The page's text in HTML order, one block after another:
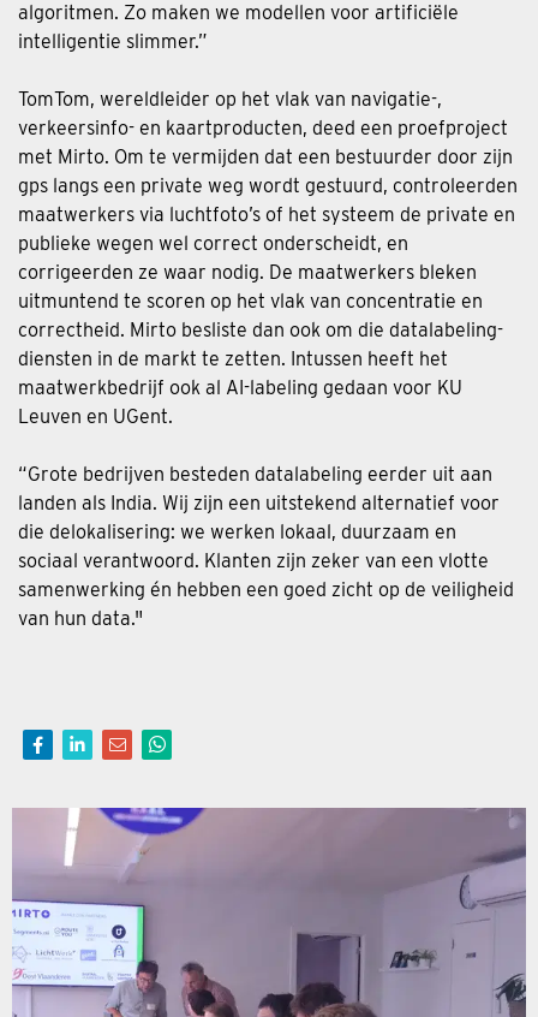
algoritmen. Zo maken we modellen voor artificiële
intelligentie slimmer.”
TomTom, wereldleider op het vlak van navigatie-,
verkeersinfo- en kaartproducten, deed een proefproject
met Mirto. Om te vermijden dat een bestuurder door zijn
gps langs een private weg wordt gestuurd, controleerden
maatwerkers via luchtfoto’s of het systeem de private en
publieke wegen wel correct onderscheidt, en
corrigeerden ze waar nodig. De maatwerkers bleken
uitmuntend te scoren op het vlak van concentratie en
correctheid. Mirto besliste dan ook om die datalabeling-
diensten in de markt te zetten. Intussen heeft het
maatwerkbedrijf ook al AI-labeling gedaan voor KU
Leuven en UGent.
“Grote bedrijven besteden datalabeling eerder uit aan
landen als India. Wij zijn een uitstekend alternatief voor
die delokalisering: we werken lokaal, duurzaam en
sociaal verantwoord. Klanten zijn zeker van een vlotte
samenwerking én hebben een goed zicht op de veiligheid
van hun data."